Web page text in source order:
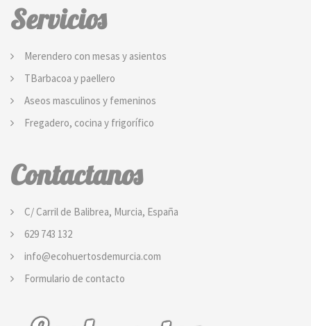
Servicios
Merendero con mesas y asientos
TBarbacoa y paellero
Aseos masculinos y femeninos
Fregadero, cocina y frigorífico
Contactanos
C/ Carril de Balibrea, Murcia, España
629 743 132
info@ecohuertosdemurcia.com
Formulario de contacto